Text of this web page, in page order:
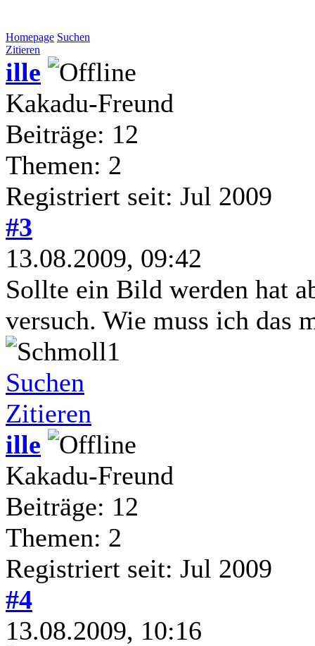
Homepage Suchen
Zitieren
ille
Kakadu-Freund
Beiträge: 12
Themen: 2
Registriert seit: Jul 2009
#3
13.08.2009, 09:42
Sollte ein Bild werden hat
versuch. Wie muss ich das
Suchen
Zitieren
ille
Kakadu-Freund
Beiträge: 12
Themen: 2
Registriert seit: Jul 2009
#4
13.08.2009, 10:16